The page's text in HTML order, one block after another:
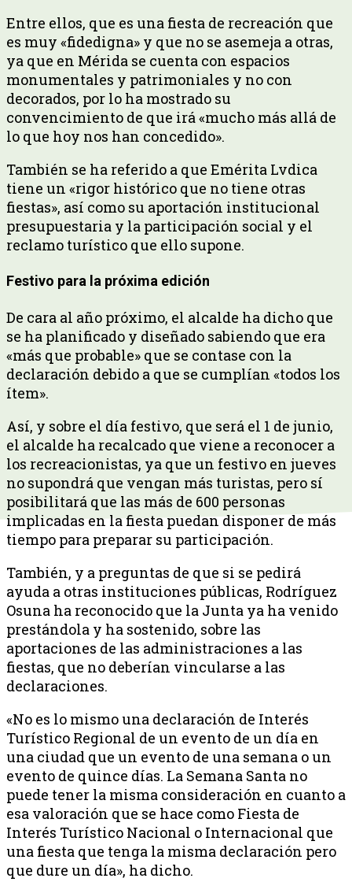
Entre ellos, que es una fiesta de recreación que
es muy «fidedigna» y que no se asemeja a otras,
ya que en Mérida se cuenta con espacios
monumentales y patrimoniales y no con
decorados, por lo ha mostrado su
convencimiento de que irá «mucho más allá de
lo que hoy nos han concedido».
También se ha referido a que Emérita Lvdica
tiene un «rigor histórico que no tiene otras
fiestas», así como su aportación institucional
presupuestaria y la participación social y el
reclamo turístico que ello supone.
Festivo para la próxima edición
De cara al año próximo, el alcalde ha dicho que
se ha planificado y diseñado sabiendo que era
«más que probable» que se contase con la
declaración debido a que se cumplían «todos los
ítem».
Así, y sobre el día festivo, que será el 1 de junio,
el alcalde ha recalcado que viene a reconocer a
los recreacionistas, ya que un festivo en jueves
no supondrá que vengan más turistas, pero sí
posibilitará que las más de 600 personas
implicadas en la fiesta puedan disponer de más
tiempo para preparar su participación.
También, y a preguntas de que si se pedirá
ayuda a otras instituciones públicas, Rodríguez
Osuna ha reconocido que la Junta ya ha venido
prestándola y ha sostenido, sobre las
aportaciones de las administraciones a las
fiestas, que no deberían vincularse a las
declaraciones.
«No es lo mismo una declaración de Interés
Turístico Regional de un evento de un día en
una ciudad que un evento de una semana o un
evento de quince días. La Semana Santa no
puede tener la misma consideración en cuanto a
esa valoración que se hace como Fiesta de
Interés Turístico Nacional o Internacional que
una fiesta que tenga la misma declaración pero
que dure un día», ha dicho.